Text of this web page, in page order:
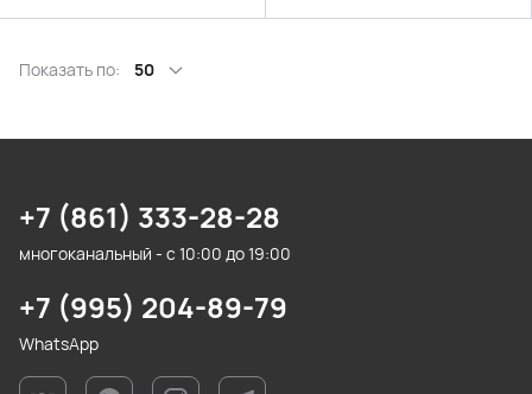
Показать по: 50
+7 (861) 333-28-28
многоканальный - с 10:00 до 19:00
+7 (995) 204-89-79
WhatsApp